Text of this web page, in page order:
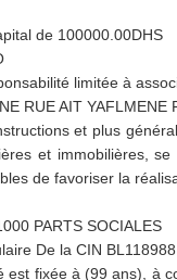
de 100000.00DHS
limitée à
RUE AIT
et plus
et immobilières,
de favoriser la
PARTS SOCIALES
De la CIN BL118988
est fixée à (99 ans), à